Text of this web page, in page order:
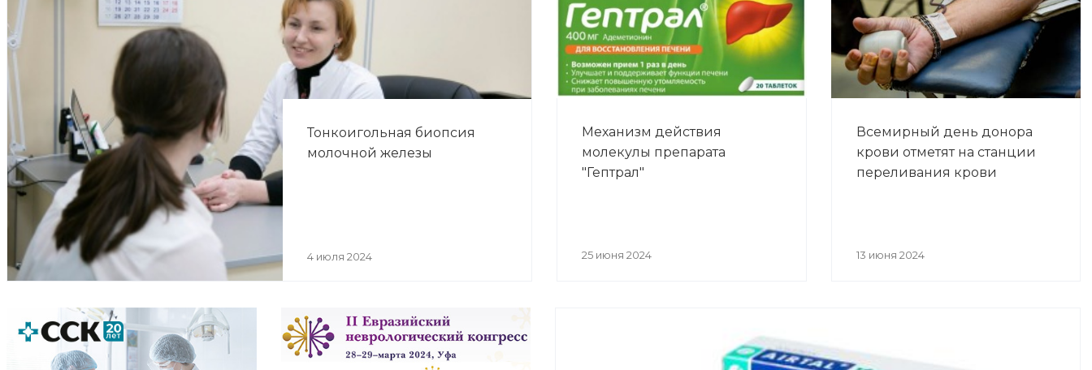
Тонкоигольная биопсия
молочной железы
4 июля 2024
Механизм действия
молекулы препарата
"Гептрал"
25 июня 2024
Всемирный день донора
крови отметят на станции
переливания крови
13 июня 2024